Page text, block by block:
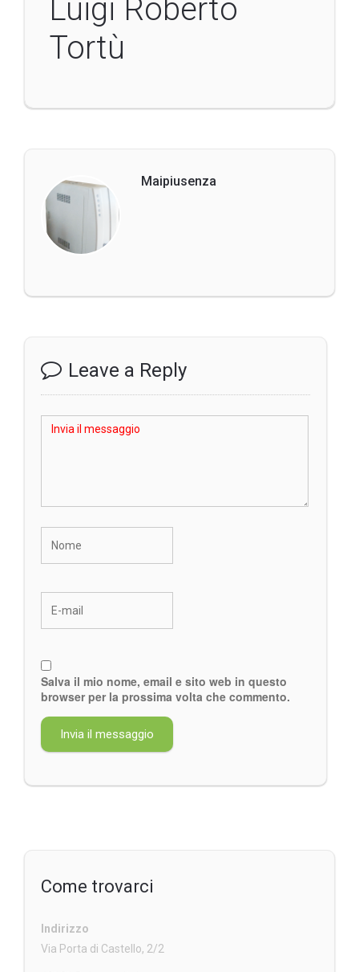
Luigi Roberto
Tortù
Maipiusenza
Leave a Reply
Salva il mio nome, email e sito web in questo
browser per la prossima volta che commento.
Come trovarci
Indirizzo
Via Porta di Castello, 2/2